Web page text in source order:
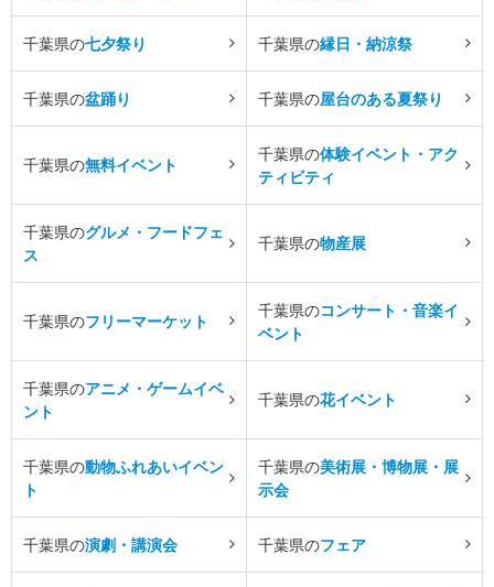
千葉県の七夕祭り 千葉県の縁日・納涼祭
千葉県の盆踊り 千葉県の屋台のある夏祭り
千葉県の無料イベント
千葉県の体験イベント・アク
ティビティ
千葉県のグルメ・フードフェ
ス
千葉県の物産展
千葉県のフリーマーケット
千葉県のコンサート・音楽イ
ベント
千葉県のアニメ・ゲームイベ
ント
千葉県の花イベント
千葉県の動物ふれあいイベン
ト
千葉県の美術展・博物展・展
示会
千葉県の演劇・講演会 千葉県のフェア